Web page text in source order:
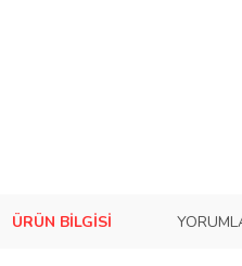
ÜRÜN BILGISI